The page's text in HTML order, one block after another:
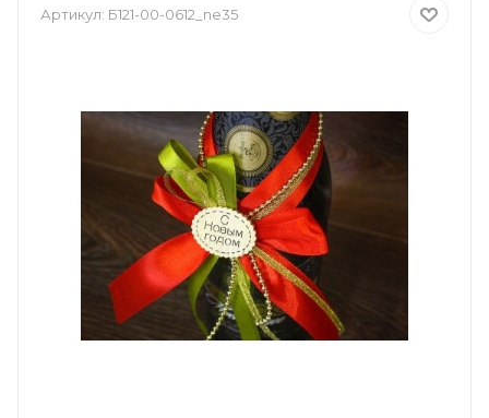
Артикул: Б121-00-0612_ne35